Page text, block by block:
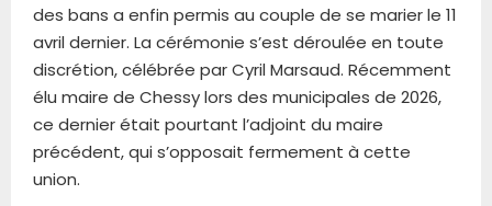
des bans a enfin permis au couple de se marier le 11
avril dernier. La cérémonie s’est déroulée en toute
discrétion, célébrée par Cyril Marsaud. Récemment
élu maire de Chessy lors des municipales de 2026,
ce dernier était pourtant l’adjoint du maire
précédent, qui s’opposait fermement à cette
union.